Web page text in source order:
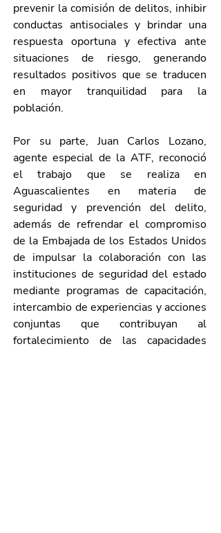
prevenir la comisión de delitos, inhibir
conductas antisociales y brindar una
respuesta oportuna y efectiva ante
situaciones de riesgo, generando
resultados positivos que se traducen
en mayor tranquilidad para la
población.
Por su parte, Juan Carlos Lozano,
agente especial de la ATF, reconoció
el trabajo que se realiza en
Aguascalientes en materia de
seguridad y prevención del delito,
además de refrendar el compromiso
de la Embajada de los Estados Unidos
de impulsar la colaboración con las
instituciones de seguridad del estado
mediante programas de capacitación,
intercambio de experiencias y acciones
conjuntas que contribuyan al
fortalecimiento de las capacidades